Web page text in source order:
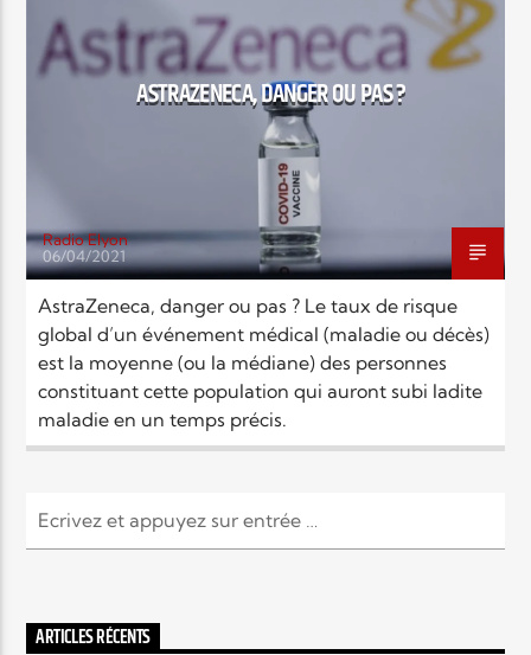
TITRE
ARTISTE
Radio Elyon
Elyon Rhema
ASTRAZENECA, DANGER OU PAS ?
Radio Elyon
06/04/2021
AstraZeneca, danger ou pas ? Le taux de risque
global d’un événement médical (maladie ou décès)
est la moyenne (ou la médiane) des personnes
constituant cette population qui auront subi ladite
maladie en un temps précis.
ARTICLES RÉCENTS